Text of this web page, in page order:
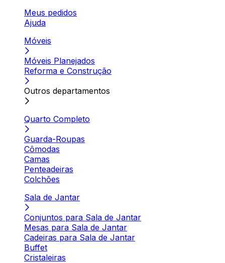
Meus pedidos
Ajuda
Móveis
Móveis Planejados
Reforma e Construção
Outros departamentos
Quarto Completo
Guarda-Roupas
Cômodas
Camas
Penteadeiras
Colchões
Sala de Jantar
Conjuntos para Sala de Jantar
Mesas para Sala de Jantar
Cadeiras para Sala de Jantar
Buffet
Cristaleiras